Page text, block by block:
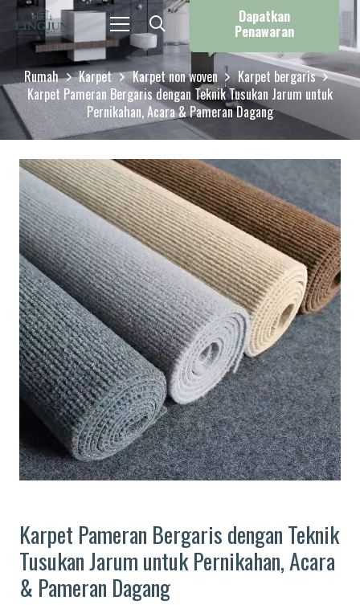
Dapatkan
Penawaran
Rumah Karpet Karpet non woven
Karpet bergaris
Karpet Pameran Bergaris dengan Teknik Tusukan Jarum untuk
Pernikahan, Acara & Pameran Dagang
Karpet Pameran Bergaris dengan Teknik
Tusukan Jarum untuk Pernikahan, Acara
& Pameran Dagang